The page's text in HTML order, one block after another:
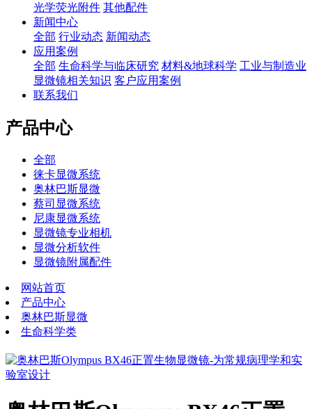
光学荧光附件 其他配件
新闻中心
全部 行业动态 新闻动态
应用案例
全部 生命科学与临床研究 材料&地球科学 工业与制造业
显微镜相关知识 客户应用案例
联系我们
产品中心
全部
徕卡显微系统
奥林巴斯显微
蔡司显微系统
尼康显微系统
显微镜专业相机
显微分析软件
显微镜附属配件
网站首页
产品中心
奥林巴斯显微
生命科学类